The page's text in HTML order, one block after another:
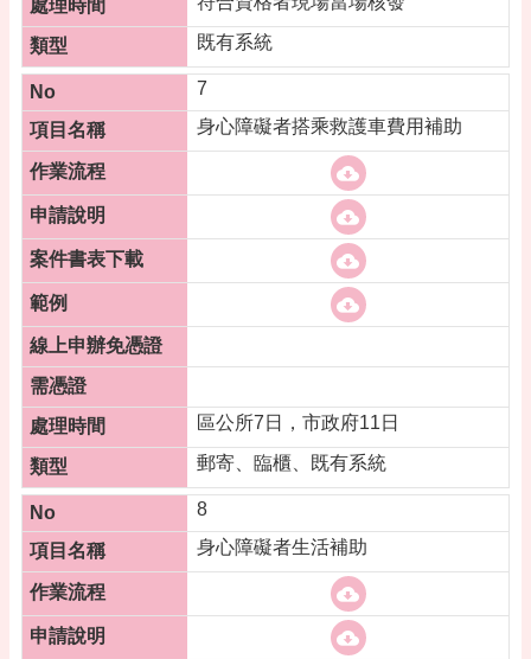
既有系統
7
身心障礙者搭乘救護車費用補助
區公所7日，市政府11日
郵寄、臨櫃、既有系統
8
身心障礙者生活補助